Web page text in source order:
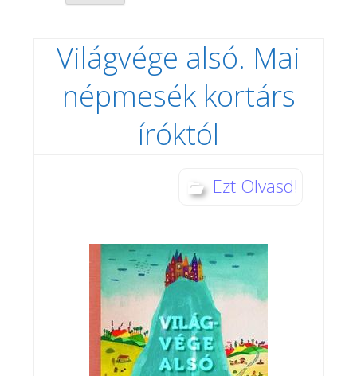
Világvége alsó. Mai
népmesék kortárs
íróktól
Ezt Olvasd!